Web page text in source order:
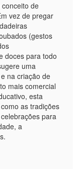
de
vez de pregar
(gestos
doces para todo
uma
na criação de
mais comercial
esta
as tradições
para
a